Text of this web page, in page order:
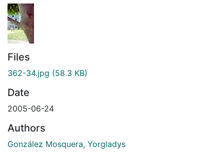
Files
362-34.jpg (58.3 KB)
Date
2005-06-24
Authors
González Mosquera, Yorgladys